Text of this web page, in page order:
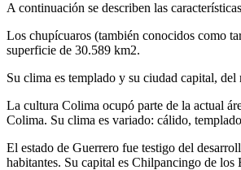
A continuación se describen las
Los chupícuaros (también conocidos como
superficie de 30.589 km2.
Su clima es templado y su ciudad capital,
La cultura Colima ocupó parte de la actual
Colima. Su clima es variado: cálido,
El estado de Guerrero fue testigo del
habitantes. Su capital es Chilpancingo de